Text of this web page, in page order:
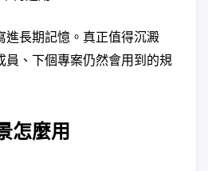
進長期記憶。真正值得沉澱
員、下個專案仍然會用到的規
怎麼用